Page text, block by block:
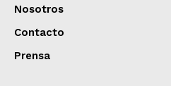
Nosotros
Contacto
Prensa